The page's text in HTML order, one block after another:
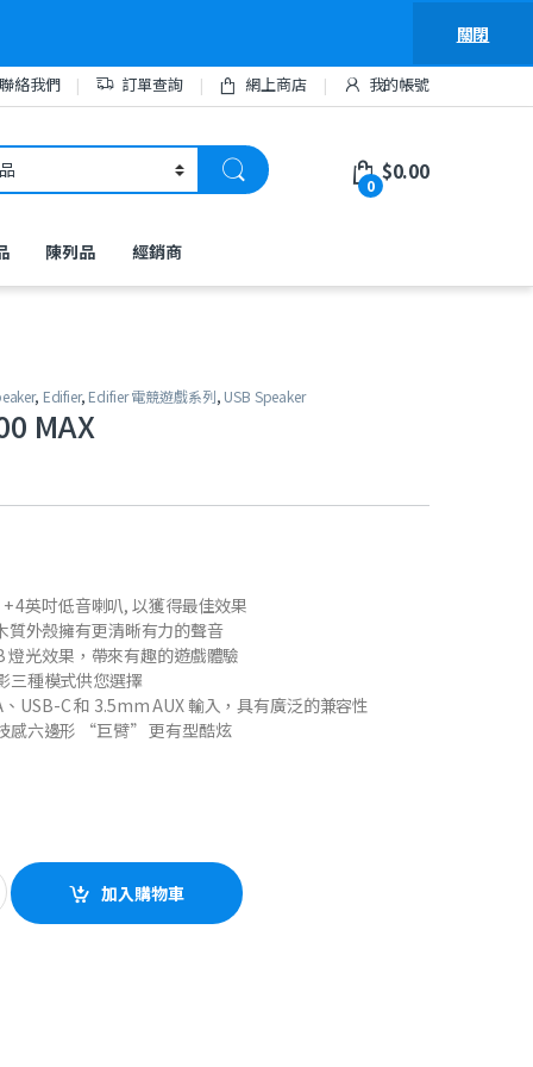
關閉
絡我們 訂單查詢 網上商店 我的帳號
0
$0.00
陳列品 經銷商
, Edifier, Edifier 電競遊戲系列, USB Speaker
MAX
4英吋低音喇叭, 以獲得最佳效果
質外殼擁有更清晰有力的聲音
燈光效果，帶來有趣的遊戲體驗
三種模式供您選擇
USB-C 和 3.5mm AUX 輸入，具有廣泛的兼容性
感六邊形 “巨臂” 更有型酷炫
加入購物車